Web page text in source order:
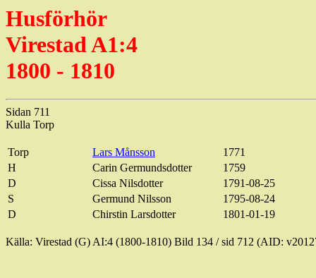
Husförhör
VirestadA1:4
1800 - 1810
Sidan 711
Kulla Torp
Torp Lars Månsson
1771
H
Carin Germundsdotter
1759
D
Cissa Nilsdotter
1791-08-25
S
Germund Nilsson
1795-08-24
D
Chirstin Larsdotter 1801-01-19
Källa: Virestad (G) AI:4 (1800-1810) Bild 134 / sid 712 (AID: